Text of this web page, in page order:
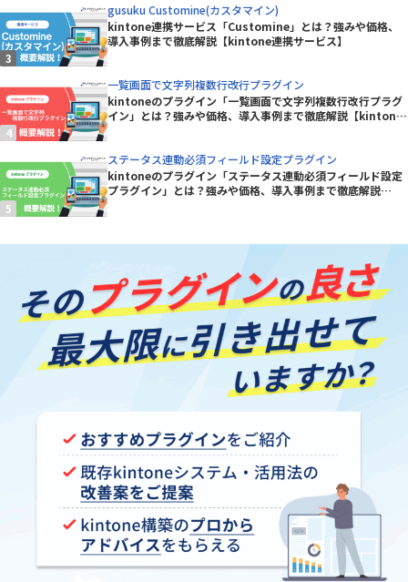
gusuku Customine(カスタマイン)
kintone連携サービス「Customine」とは？強みや価格、
導入事例まで徹底解説【kintone連携サービス】
一覧画面で文字列複数行改行プラグイン
kintoneのプラグイン「一覧画面で文字列複数行改行プラグ
イン」とは？強みや価格、導入事例まで徹底解説【kintone
ステータス連動必須フィールド設定プラグイン
kintoneのプラグイン「ステータス連動必須フィールド設定
プラグイン」とは？強みや価格、導入事例まで徹底解説